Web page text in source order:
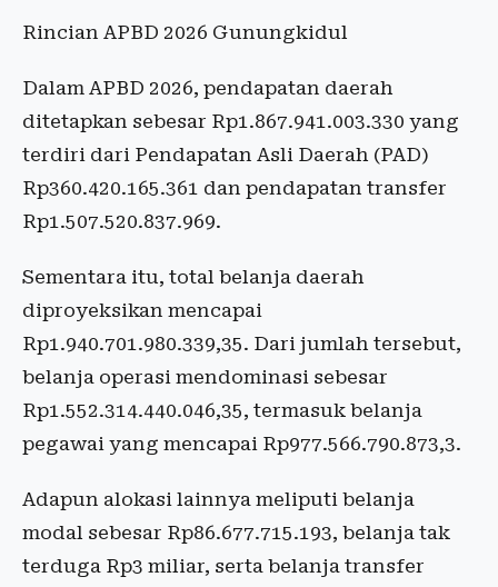
Rincian APBD 2026 Gunungkidul
Dalam APBD 2026, pendapatan daerah
ditetapkan sebesar Rp1.867.941.003.330 yang
terdiri dari Pendapatan Asli Daerah (PAD)
Rp360.420.165.361 dan pendapatan transfer
Rp1.507.520.837.969.
Sementara itu, total belanja daerah
diproyeksikan mencapai
Rp1.940.701.980.339,35. Dari jumlah tersebut,
belanja operasi mendominasi sebesar
Rp1.552.314.440.046,35, termasuk belanja
pegawai yang mencapai Rp977.566.790.873,3.
Adapun alokasi lainnya meliputi belanja
modal sebesar Rp86.677.715.193, belanja tak
terduga Rp3 miliar, serta belanja transfer